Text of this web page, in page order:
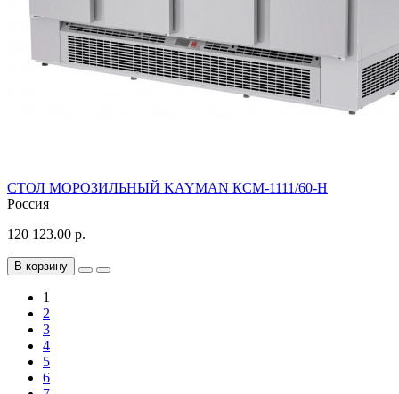
СТОЛ МОРОЗИЛЬНЫЙ KAYMAN КСМ-1111/60-Н
Россия
120 123.00 р.
В корзину
1
2
3
4
5
6